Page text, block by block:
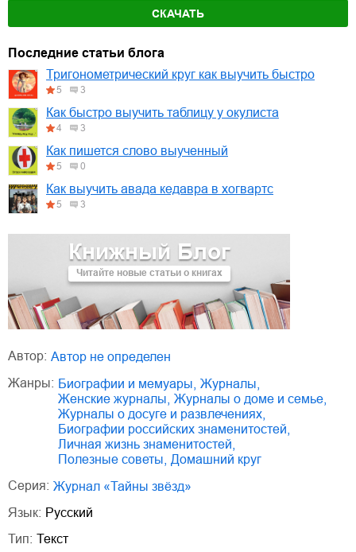
СКАЧАТЬ
Книжный Блог
Читайте новые статьи о книгах
Последние статьи блога
Тригонометрический круг как выучить быстро
5 3
Как быстро выучить таблицу у окулиста
4 3
Как пишется слово выученный
5 0
Как выучить авада кедавра в хогвартс
5 3
Автор:
Автор не определен
Жанры:
биографии и мемуары журналы
женские журналы
журналы о доме и семье
журналы о досуге и развлечениях
биографии российских знаменитостей
личная жизнь знаменитостей
полезные советы
домашний круг
Серия:
Журнал «Тайны звёзд»
Язык: Русский
Тип: Текст